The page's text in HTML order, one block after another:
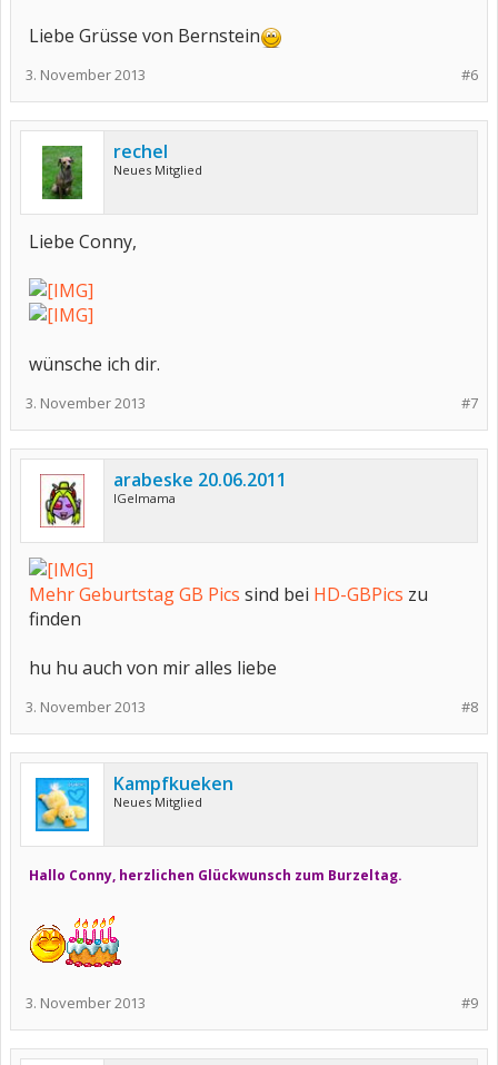
Liebe Grüsse von Bernstein
#6
3. November 2013
rechel
Neues Mitglied
Liebe Conny,
wünsche ich dir.
#7
3. November 2013
arabeske 20.06.2011
IGelmama
Mehr Geburtstag GB Pics sind bei HD-GBPics zu
finden
hu hu auch von mir alles liebe
#8
3. November 2013
Kampfkueken
Neues Mitglied
Hallo Conny, herzlichen Glückwunsch zum Burzeltag.
#9
3. November 2013